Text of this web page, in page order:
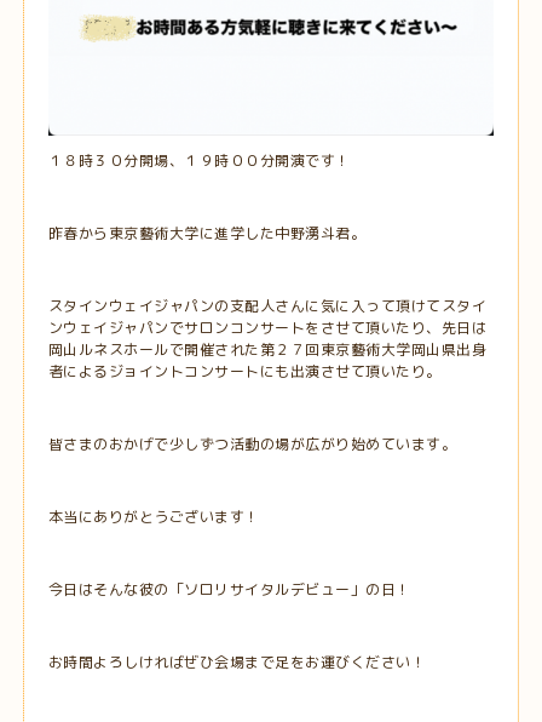
１８時３０分開場、１９時００分開演です！
昨春から東京藝術大学に進学した中野湧斗君。
スタインウェイジャパンの支配人さんに気に入って頂けてスタイ
ンウェイジャパンでサロンコンサートをさせて頂いたり、先日は
岡山ルネスホールで開催された第２７回東京藝術大学岡山県出身
者によるジョイントコンサートにも出演させて頂いたり。
皆さまのおかげで少しずつ活動の場が広がり始めています。
本当にありがとうございます！
今日はそんな彼の「ソロリサイタルデビュー」の日！
お時間よろしければぜひ会場まで足をお運びください！